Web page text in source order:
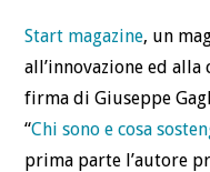
Start magazine, un
all’innovazione ed
firma di Giuseppe
“Chi sono e cosa
prima parte l’autore